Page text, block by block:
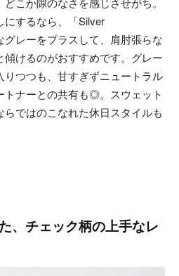
にするなら、「Silver
グレーをプラスして、肩肘張らな
けるのがおすすめです。グレー
つつも、甘すぎずニュートラル
トナーとの共有も◎。スウェット
ではのこなれた休日スタイルも
、チェック柄の上手なレ